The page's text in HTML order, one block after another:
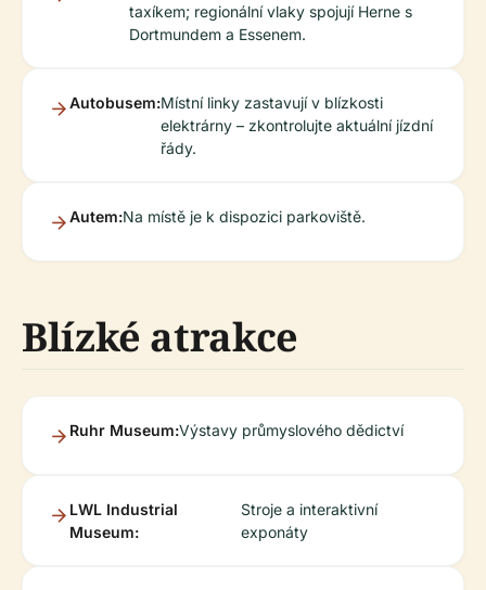
taxíkem; regionální vlaky spojují Herne s
Dortmundem a Essenem.
Autobusem:Místní linky zastavují v blízkosti
elektrárny – zkontrolujte aktuální jízdní
řády.
Autem:Na místě je k dispozici parkoviště.
Blízké atrakce
Ruhr Museum:Výstavy průmyslového dědictví
LWL Industrial
Museum:
Stroje a interaktivní
exponáty